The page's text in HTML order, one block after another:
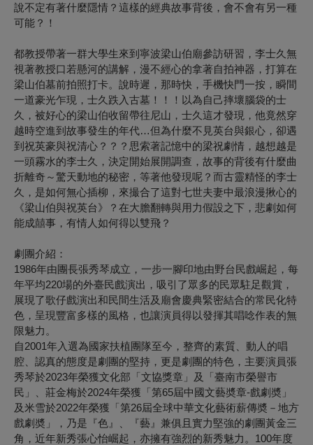
說不定有著什麼隱情？這樣的經典故事背後，會不會有另一種
可能？！
都教授帶著一群大學生來到寧波梁山伯廟參訪研習，李士久無
視著教授口若懸河的講解，漫不經心的拿著自拍神器，打算在
梁山伯墓前拍照打卡。說時遲，那時快，手機快門一按，瞬間
一道豪光乍現，士久跌入古墓！！！以為自己摔壞腦袋的士
久，被好心的梁山伯收留帶往尼山，士久這才發現，他竟然穿
越時空進到故事發生的年代…但為什麼不見英台與銀心，卻遇
到祝英豪與祝清心？？？思索著記憶中的梁祝劇情，越想越是
一頭霧水的李士久，決定開始展開調查，故事的背後有什麼曲
折離奇～驚天動地的秘密，等著他發現呢？而古靈精怪的李士
久，是如何無心插柳，來撮合了這對七世夫妻中最浪漫揪心的
《梁山伯與祝英台》？在大膽翻轉與用力假設之下，悲劇如何
能成囍事，有情人如何得以雙飛？
劇團介紹：
1986年由團長張秀琴成立，一步一腳印地由野台民戲崛起，每
年平均220場的外臺民戲演出，吸引了眾多的民眾駐足觀賞，
展現了歌仔戲演出和民間生活及廟會慶典緊密結合的常民化特
色，呈現豐富多樣的風格，也讓演員得以發揮其唱唸作表的無
限魅力。
自2001年入選為國家扶植團隊至今，整齊的素質、動人的唱
腔、認真的態度是劇團的堅持，更是劇團的特色，主要演員張
秀琴於2023年榮獲文化部「文協獎章」及「臺南市榮譽市
民」、莊金梅於2024年榮獲「第65屆中國文藝奬章-戲劇奬」
及米雪於2022年榮獲「第26屆全球中華文化藝術薪傳奬－地方
戲劇奬」，乃是『色』、『藝』兼俱且實力堅強的劇團黃金三
角，近年新秀張心怡崛起，亦擁有強烈的新秀魅力。100年度